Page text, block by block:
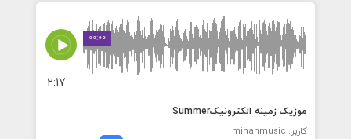
00:00
2:17
موزیک زمینه الکترونیکSummer
کاربر: mihanmusic